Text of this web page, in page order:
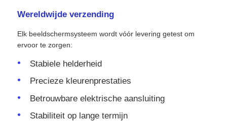
Wereldwijde verzending
Elk beeldschermsysteem wordt vóór levering getest om
ervoor te zorgen:
Stabiele helderheid
Precieze kleurenprestaties
Betrouwbare elektrische aansluiting
Stabiliteit op lange termijn